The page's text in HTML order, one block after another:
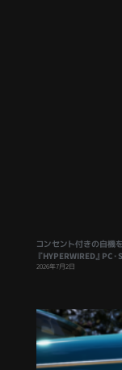
コンセント付きの自機
『HYPERWIRED』PC
2026年7月2日